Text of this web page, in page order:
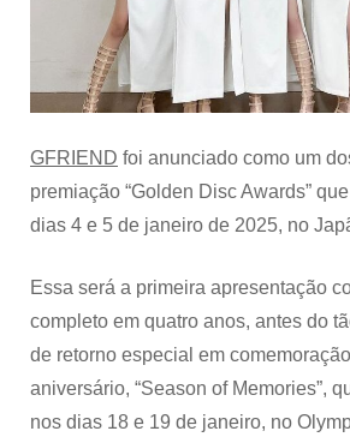
Golden
Disc
em
GFRIEND foi anunciado como um
premiação “Golden Disc Awards”
dias 4 e 5 de janeiro de 2025, no
Essa será a primeira apresentação
completo em quatro anos, antes do
de retorno especial em
aniversário, “Season of Memories”,
nos dias 18 e 19 de janeiro, no